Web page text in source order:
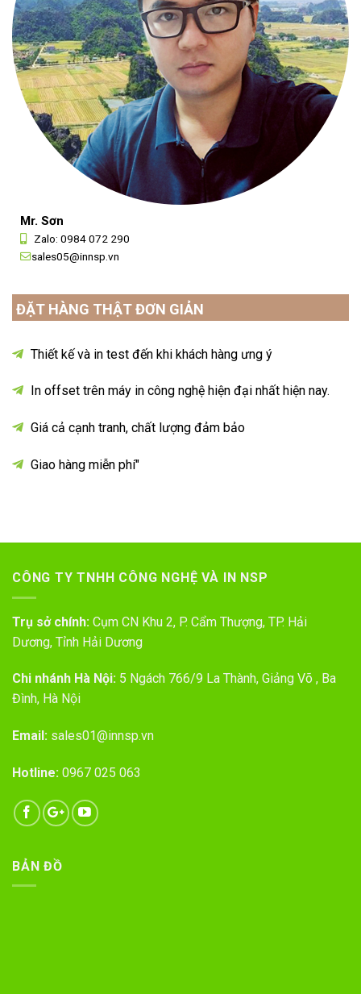
Mr. Sơn
Zalo: 0984 072 290
sales05@innsp.vn
ĐẶT HÀNG THẬT ĐƠN GIẢN
Thiết kế và in test đến khi khách hàng ưng ý
In offset trên máy in công nghệ hiện đại nhất hiện nay.
Giá cả cạnh tranh, chất lượng đảm bảo
Giao hàng miễn phí"
CÔNG TY TNHH CÔNG NGHỆ VÀ IN NSP
Trụ sở chính: Cụm CN Khu 2, P. Cẩm Thượng, TP. Hải
Dương, Tỉnh Hải Dương
Chi nhánh Hà Nội: 5 Ngách 766/9 La Thành, Giảng Võ , Ba
Đình, Hà Nội
Email: sales01@innsp.vn
Hotline: 0967 025 063
BẢN ĐỒ